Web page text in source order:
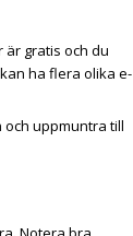
gratis och du
ha flera olika e-
och uppmuntra till